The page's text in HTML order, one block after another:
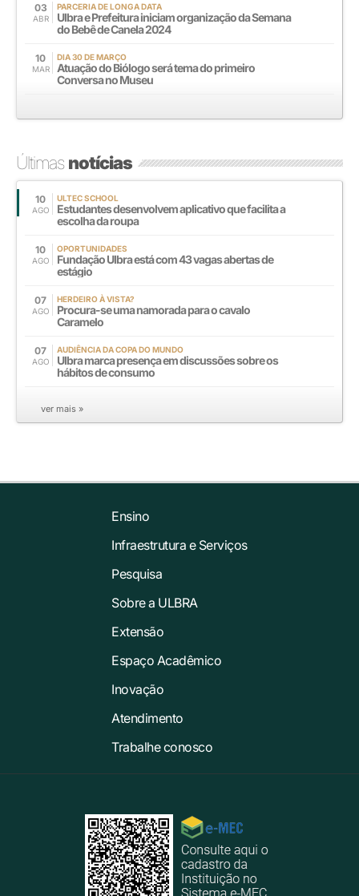
03
ABR
PARCERIA DE LONGA DATA
Ulbra e Prefeitura iniciam organização da Semana
do Bebê de Canela 2024
10
MAR
DIA 30 DE MARÇO
Atuação do Biólogo será tema do primeiro
Conversa no Museu
Últimasnotícias
10
AGO
ULTEC SCHOOL
Estudantes desenvolvem aplicativo que facilita a
escolha da roupa
10
AGO
OPORTUNIDADES
Fundação Ulbra está com 43 vagas abertas de
estágio
07
AGO
HERDEIRO À VISTA?
Procura-se uma namorada para o cavalo
Caramelo
07
AGO
AUDIÊNCIA DA COPA DO MUNDO
Ulbra marca presença em discussões sobre os
hábitos de consumo
ver mais »
Ensino
Infraestrutura e Serviços
Pesquisa
Sobre a ULBRA
Extensão
Espaço Acadêmico
Inovação
Atendimento
Trabalhe conosco